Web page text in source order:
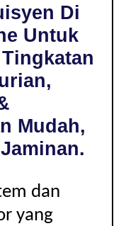
Di
Untuk
Mudah,
dan
yang